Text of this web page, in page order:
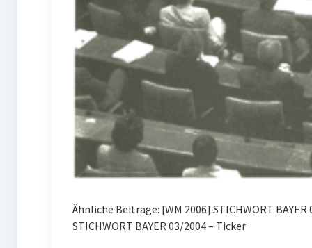
Ähnliche Beiträge: [WM 2006] STICHWORT
STICHWORT BAYER 03/2004 – Ticker